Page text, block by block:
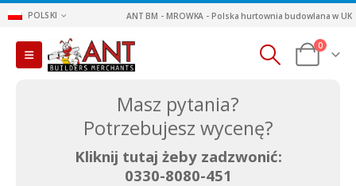
POLSKI ANT BM - MROWKA - Polska hurtownia budowlana w UK
0
Masz pytania?
Potrzebujesz wycenę?
Kliknij tutaj żeby zadzwonić:
0330-8080-451